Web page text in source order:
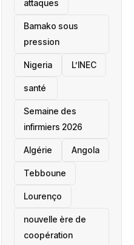
attaques
Bamako sous
pression
‎Nigeria L’INEC
santé ‎
Semaine des
infirmiers 2026
‎Algérie Angola
Tebboune
Lourenço
nouvelle ère de
coopération